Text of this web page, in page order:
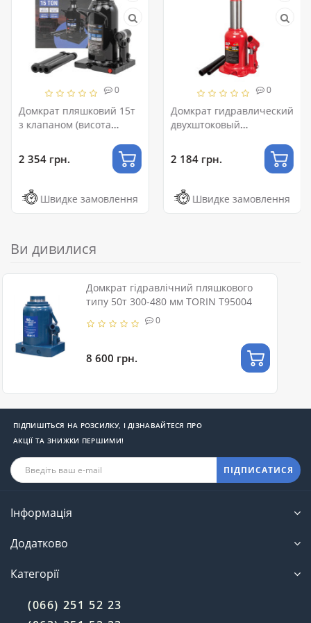
0
Домкрат пляшковий 15т
з клапаном (висота
висота підйому-390мм)
Forsage F-T91504
2 354 грн.
Швидке замовлення
0
Домкрат гидравлический
двухштоковый
170-410 мм TORIN
TH80602X
2 184 грн.
Швидке замовлення
Ви дивилися
Домкрат гідравлічний пляшкового
типу 50т 300-480 мм TORIN T95004
0
8 600 грн.
ПІДПИШІТЬСЯ НА РОЗСИЛКУ, І ДІЗНАВАЙТЕСЯ ПРО
АКЦІЇ ТА ЗНИЖКИ ПЕРШИМИ!
ПІДПИСАТИСЯ
Інформація
Додатково
Категорії
(066) 251 52 23